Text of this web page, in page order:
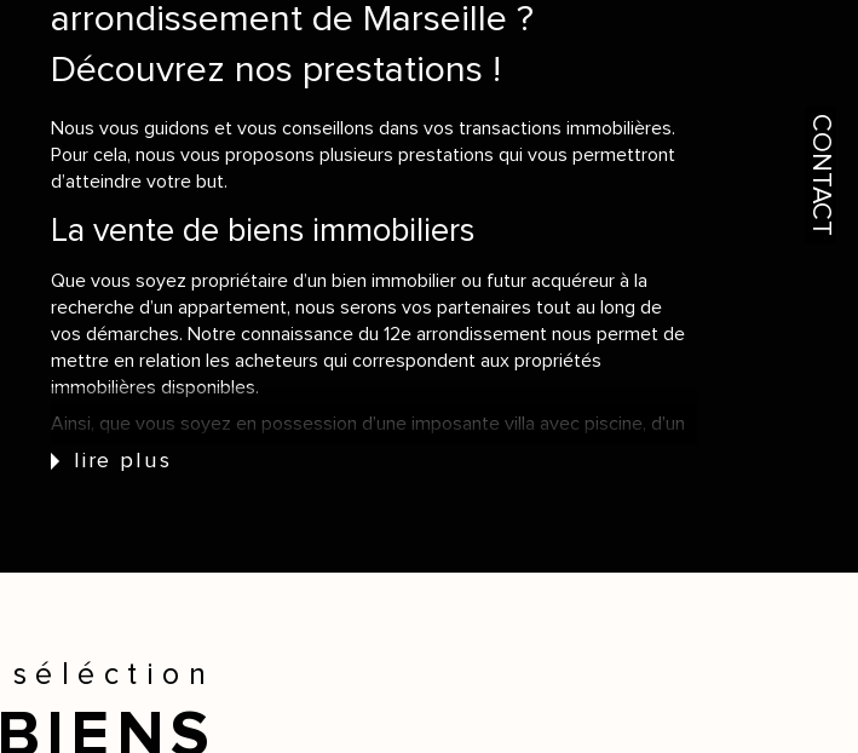
CONTACT
arrondissement de Marseille ?
Découvrez nos prestations !
Nous vous guidons et vous conseillons dans vos transactions immobilières.
Pour cela, nous vous proposons plusieurs prestations qui vous permettront
d’atteindre votre but.
La vente de biens immobiliers
Que vous soyez propriétaire d’un bien immobilier ou futur acquéreur à la
recherche d’un appartement, nous serons vos partenaires tout au long de
vos démarches. Notre connaissance du 12e arrondissement nous permet de
mettre en relation les acheteurs qui correspondent aux propriétés
immobilières disponibles.
Ainsi, que vous soyez en possession d’une imposante villa avec piscine, d’un
joli appartement cocooning ou d’un logement atypique, notre juste estimation
et notre sens du travail accompli saura vous satisfaire, dans le neuf autant
son bien vendu rapidement.
Prenez contact avec nous pour une
lire plus
séléction